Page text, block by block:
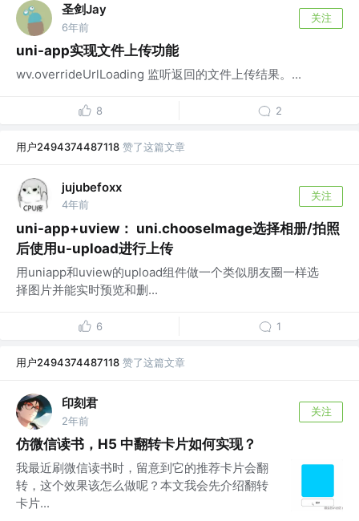
圣剑Jay
6年前
关注
uni-app实现文件上传功能
wv.overrideUrlLoading 监听返回的文件上传结果。...
8 2
用户2494374487118 赞了这篇文章
jujubefoxx
4年前
关注
uni-app+uview： uni.chooseImage选择相册/拍照
后使用u-upload进行上传
用uniapp和uview的upload组件做一个类似朋友圈一样选
择图片并能实时预览和删...
6 1
用户2494374487118 赞了这篇文章
印刻君
2年前
关注
仿微信读书，H5 中翻转卡片如何实现？
我最近刷微信读书时，留意到它的推荐卡片会翻
转，这个效果该怎么做呢？本文我会先介绍翻转
卡片...